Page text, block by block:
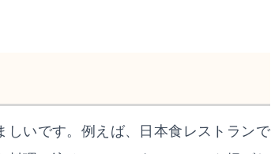
しいです。例えば、日本食レストランで